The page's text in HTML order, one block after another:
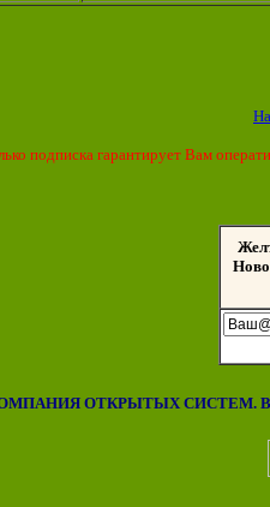
подписка гарантирует Вам
ОТКРЫТЫХ СИСТЕМ.